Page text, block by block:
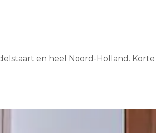
en heel Noord-Holland.